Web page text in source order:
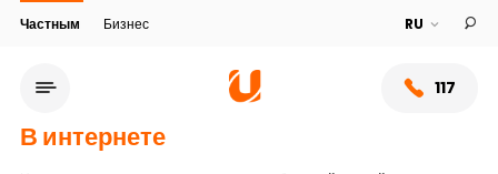
Частным Бизнес
117
В интернете